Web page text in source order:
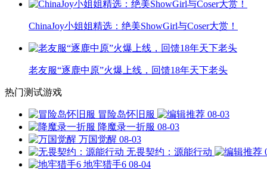
ChinaJoy小姐姐精选：绝美ShowGirl与Coser大赏！
老友服“逐鹿中原”火爆上线，回馈18年天下老头
热门测试游戏
冒险岛怀旧服
08-03
降魔录一折服 08-03
万国觉醒 08-03
无畏契约：源能行动
地牢猎手6 08-04